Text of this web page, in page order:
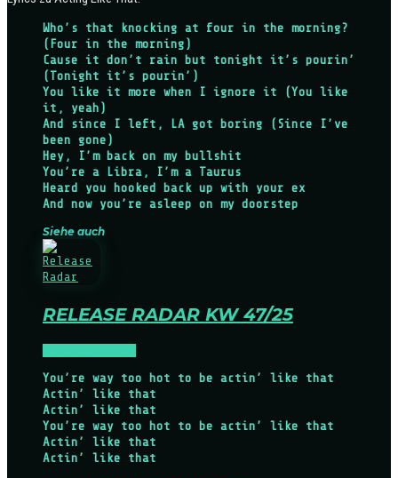
Who’s that knocking at four in the morning?
(Four in the morning)
Cause it don’t rain but tonight it’s pourin’
(Tonight it’s pourin’)
You like it more when I ignore it (You like
it, yeah)
And since I left, LA got boring (Since I’ve
been gone)
Hey, I’m back on my bullshit
You’re a Libra, I’m a Taurus
Heard you hooked back up with your ex
And now you’re asleep on my doorstep
Siehe auch
RELEASE RADAR KW 47/25
You’re way too hot to be actin’ like that
Actin’ like that
Actin’ like that
You’re way too hot to be actin’ like that
Actin’ like that
Actin’ like that